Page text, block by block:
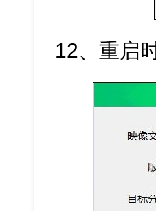
12、重启